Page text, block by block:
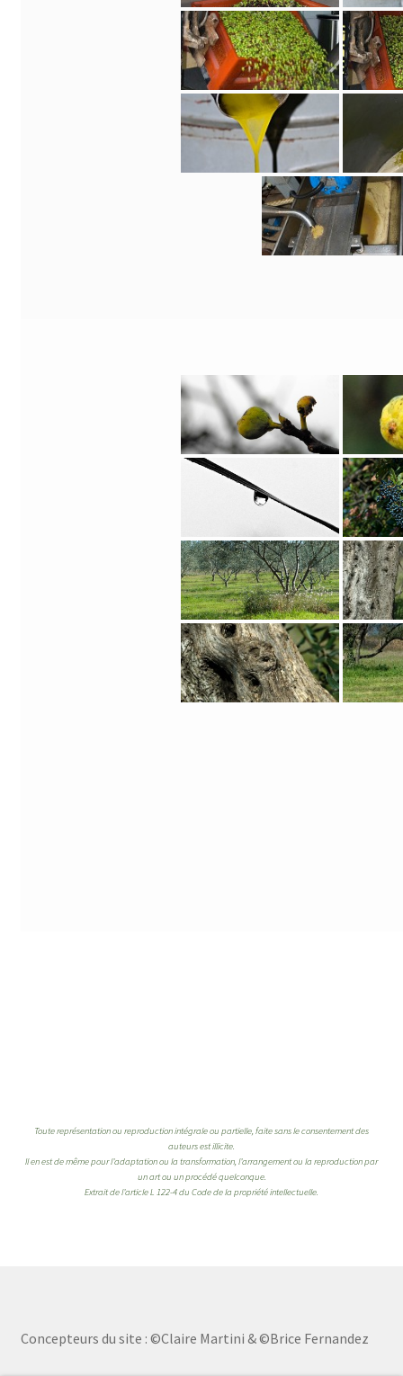
Toute représentation ou reproduction intégrale ou partielle, faite sans le consentement des
auteurs est illicite.
Il en est de même pour l’adaptation ou la transformation, l’arrangement ou la reproduction par
un art ou un procédé quelconque.
Extrait de l’article L 122-4 du Code de la propriété intellectuelle.
Concepteurs du site : ©Claire Martini & ©Brice Fernandez